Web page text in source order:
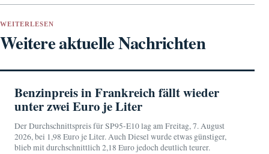
WEITERLESEN
Weitere aktuelle Nachrichten
Benzinpreis in Frankreich fällt wieder
unter zwei Euro je Liter
Der Durchschnittspreis für SP95-E10 lag am Freitag, 7. August
2026, bei 1,98 Euro je Liter. Auch Diesel wurde etwas günstiger,
blieb mit durchschnittlich 2,18 Euro jedoch deutlich teurer.